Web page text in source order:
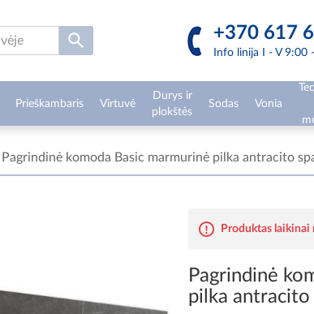
+370 617
Info linija I - V 9:00
Prieškambaris Virtuvė
Durys ir
plokštės
Sodas Vonia
Pagrindinė komoda Basic marmurinė pilka antracito
Produktas laikinai
Pagrindinė
pilka antracito